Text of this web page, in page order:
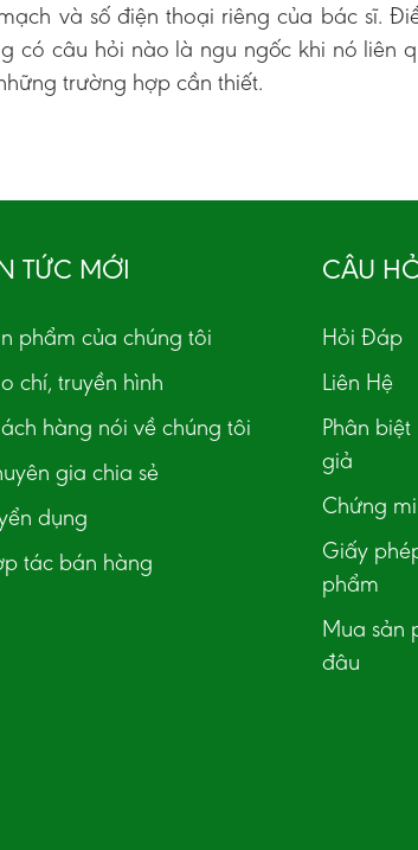
và số điện thoại riêng của bác sĩ.
có câu hỏi nào là ngu ngốc khi nó liên
trường hợp cần thiết.
TỨC MỚI
phẩm của chúng tôi
chí, truyền hình
hàng nói về chúng tôi
gia chia sẻ
dụng
tác bán hàng
CÂU
Hỏi Đáp
Liên Hệ
Phân
giả
Chứng
Giấy
phẩm
Mua sản
đâu